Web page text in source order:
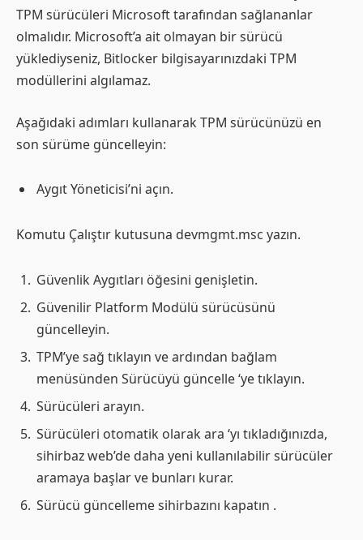
TPM sürücüleri Microsoft tarafından sağlananlar
olmalıdır. Microsoft’a ait olmayan bir sürücü
yüklediyseniz, Bitlocker bilgisayarınızdaki TPM
modüllerini algılamaz.
Aşağıdaki adımları kullanarak TPM sürücünüzü en
son sürüme güncelleyin:
Aygıt Yöneticisi’ni açın.
Komutu Çalıştır kutusuna devmgmt.msc yazın.
Güvenlik Aygıtları öğesini genişletin.
Güvenilir Platform Modülü sürücüsünü
güncelleyin.
TPM’ye sağ tıklayın ve ardından bağlam
menüsünden Sürücüyü güncelle ‘ye tıklayın.
Sürücüleri arayın.
Sürücüleri otomatik olarak ara ‘yı tıkladığınızda,
sihirbaz web’de daha yeni kullanılabilir sürücüler
aramaya başlar ve bunları kurar.
Sürücü güncelleme sihirbazını kapatın .